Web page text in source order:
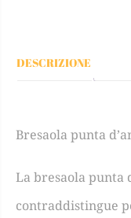
DESCRIZIONE
Bresaola punta
La bresaola punta
contraddistingue